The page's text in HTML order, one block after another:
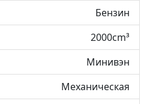
Бензин
2000cm³
Минивэн
Механическая